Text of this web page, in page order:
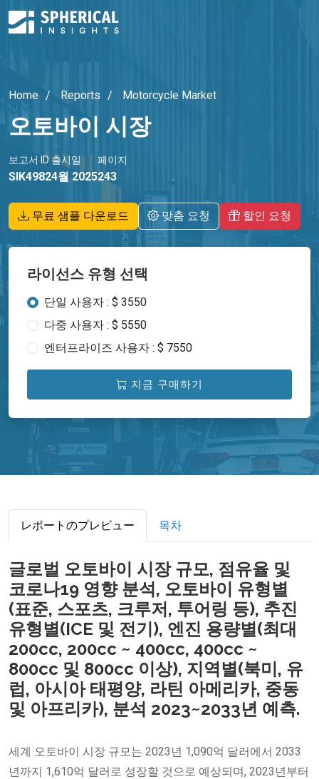
Home Reports Motorcycle Market
오토바이 시장
보고서 ID
SIK4982
출시일
4월 2025
페이지
243
무료 샘플 다운로드 맞춤 요청 할인 요청
라이선스 유형 선택
단일 사용자 : $ 3550
다중 사용자 : $ 5550
엔터프라이즈 사용자 : $ 7550
지금 구매하기
レポートのプレビュー 목차
글로벌 오토바이 시장 규모, 점유율 및
코로나19 영향 분석, 오토바이 유형별
(표준, 스포츠, 크루저, 투어링 등), 추진
유형별(ICE 및 전기), 엔진 용량별(최대
200cc, 200cc ~ 400cc, 400cc ~
800cc 및 800cc 이상), 지역별(북미, 유
럽, 아시아 태평양, 라틴 아메리카, 중동
및 아프리카), 분석 2023~2033년 예측.
세계 오토바이 시장 규모는 2023년 1,090억 달러에서 2033
년까지 1,610억 달러로 성장할 것으로 예상되며, 2023년부터